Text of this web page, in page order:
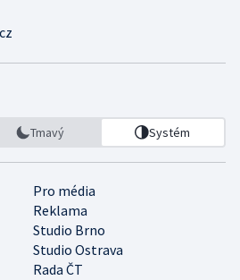
Tmavý Systém
Pro média
Reklama
Studio Brno
Studio Ostrava
Rada ČT